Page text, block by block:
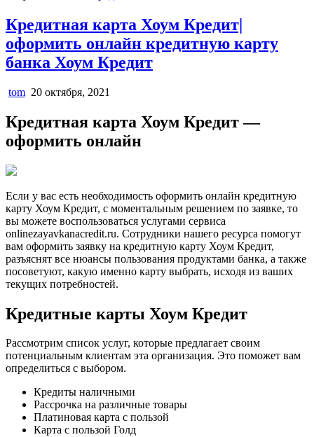
Кредитная карта Хоум Кредит|
оформить онлайн кредитную карту
банка Хоум Кредит
tom 20 октября, 2021
Кредитная карта Хоум Кредит —
оформить онлайн
Если у вас есть необходимость оформить онлайн кредитную
карту Хоум Кредит, с моментальным решением по заявке, то
вы можете воспользоваться услугами сервиса
onlinezayavkanacredit.ru. Сотрудники нашего ресурса помогут
вам оформить заявку на кредитную карту Хоум Кредит,
разъяснят все нюансы пользования продуктами банка, а также
посоветуют, какую именно карту выбрать, исходя из ваших
текущих потребностей.
Кредитные карты Хоум Кредит
Рассмотрим список услуг, которые предлагает своим
потенциальным клиентам эта организация. Это поможет вам
определиться с выбором.
Кредиты наличными
Рассрочка на различные товары
Платиновая карта с пользой
Карта с пользой Голд